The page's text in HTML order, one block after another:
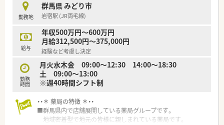
勤務地
群馬県 みどり市
岩宿駅 (JR両毛線)
給与
年収500万円～600万円
月給312,500円～375,000円
経験など考慮し決定
勤務
時間
月火水木金 09:00～12:30 14:00～18:30
土 09:00～13:00
※週40時間シフト制
・・＊ 薬局の特徴 ＊・・
■群馬県内で店舗展開している薬局グループです。
地域密着型で地元の皆様に親しまれている薬局です。